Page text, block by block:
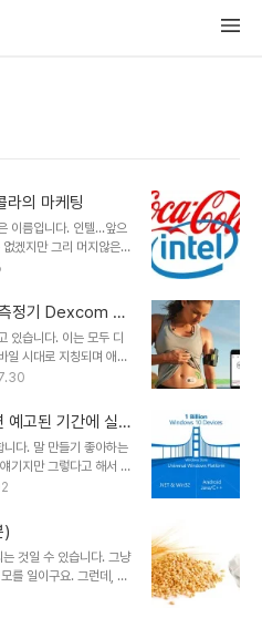
라의 마케팅
이름입니다. 인텔...앞으
겠지만 그리 머지않은
. 그러나 93~98년까지
켰을 만큼 성공적이었
어들더라도 연관된 요소
보다 오래도록 남을 것
획기적이었습니다. 그것
이 적절할 정도였습니
정기 Dexcom G
있습니다. 이는 모두 디
일 시대로 지칭되며 애플
이제 봇이라는 새로운 패
부와 직접적으로 연관되
지 한 달에 한 번은 반드
진을 통해 알게 된 당뇨
후 매일 아침저녁으로 당
인해야 했습니다. 당뇨
예고된 기간에 실
다. 말 만들기 좋아하는
기지만 그렇다고 해서 틀
현될 특이점이 목 전에
바일 시대가 가고, 새로
란한 얘기지만요. 이러한
붐이 일었던 지난 10년
장이라면 아주 새로운
명히 그럴 겁니다. 이미
)
것일 수 있습니다. 그냥
를 일이구요. 그런데, 그
렇다고 해야 할까요? 이